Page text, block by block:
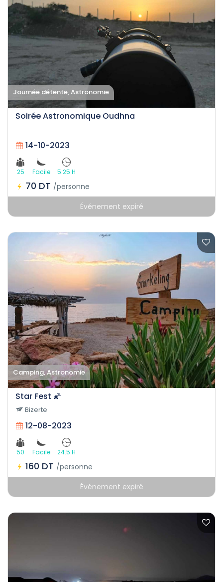
Journée détente, Astronomie
Soirée Astronomique Oudhna
14-10-2023
25 Facile 5.25 H
70 DT /personne
Événement expiré
Camping, Astronomie
Star Fest 🌠
Bizerte
12-08-2023
50 Facile 24.5 H
160 DT /personne
Événement expiré